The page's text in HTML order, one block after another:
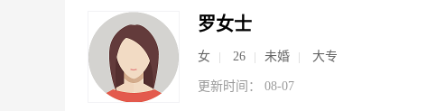
罗女士
女 26 未婚 大专
更新时间： 08-07